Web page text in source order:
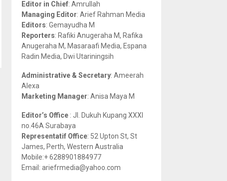
r
:
R
H
Editor in Chief: Amrullah
Managing Editor: Arief Rahman Media
Editors: Gemayudha M
Reporters: Rafiki Anugeraha M, Rafika
Anugeraha M, Masaraafi Media, Espana
Radin Media, Dwi Utariningsih
Administrative & Secretary: Ameerah
Alexa
Marketing Manager: Anisa Maya M
Editor’s Office : Jl. Dukuh Kupang XXXI
no.46A Surabaya
Representatif Office: 52 Upton St, St
James, Perth, Western Australia
Mobile:+ 6288901884977
Email: ariefrmedia@yahoo.com